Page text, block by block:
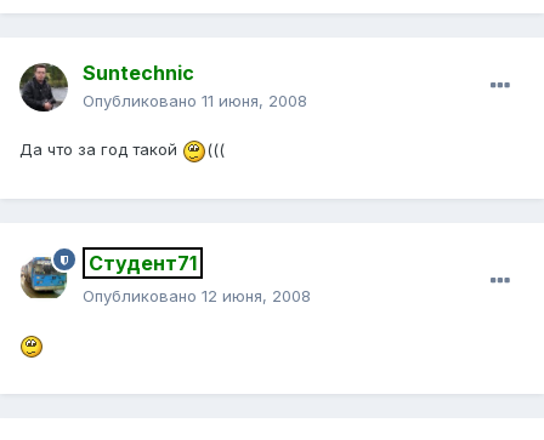
Suntechnic
Опубликовано 11 июня, 2008
Да что за год такой (((
Студент71
Опубликовано 12 июня, 2008